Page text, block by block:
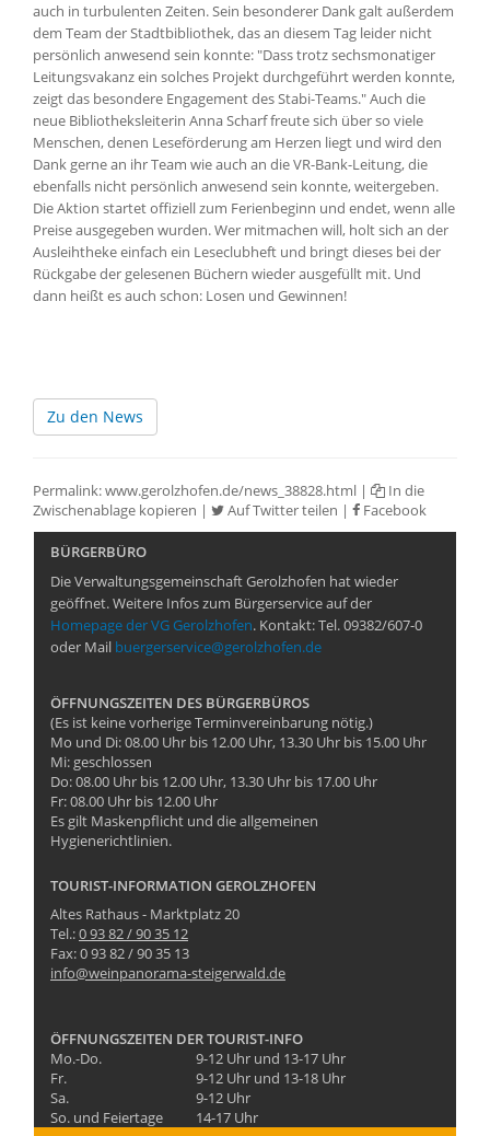
auch in turbulenten Zeiten. Sein besonderer Dank galt außerdem
dem Team der Stadtbibliothek, das an diesem Tag leider nicht
persönlich anwesend sein konnte: "Dass trotz sechsmonatiger
Leitungsvakanz ein solches Projekt durchgeführt werden konnte,
zeigt das besondere Engagement des Stabi-Teams." Auch die
neue Bibliotheksleiterin Anna Scharf freute sich über so viele
Menschen, denen Leseförderung am Herzen liegt und wird den
Dank gerne an ihr Team wie auch an die VR-Bank-Leitung, die
ebenfalls nicht persönlich anwesend sein konnte, weitergeben.
Die Aktion startet offiziell zum Ferienbeginn und endet, wenn alle
Preise ausgegeben wurden. Wer mitmachen will, holt sich an der
Ausleihtheke einfach ein Leseclubheft und bringt dieses bei der
Rückgabe der gelesenen Büchern wieder ausgefüllt mit. Und
dann heißt es auch schon: Losen und Gewinnen!
Zu den News
Permalink:www.gerolzhofen.de/news_38828.html |
In die
Zwischenablage kopieren | Auf Twitter teilen | Facebook
BÜRGERBÜRO
Die Verwaltungsgemeinschaft Gerolzhofen hat wieder
geöffnet. Weitere Infos zum Bürgerservice auf der
Homepage der VG Gerolzhofen. Kontakt: Tel. 09382/607-0
oder Mail buergerservice@gerolzhofen.de
ÖFFNUNGSZEITEN DES BÜRGERBÜROS
(Es ist keine vorherige Terminvereinbarung nötig.)
Mo und Di: 08.00 Uhr bis 12.00 Uhr, 13.30 Uhr bis 15.00 Uhr
Mi: geschlossen
Do: 08.00 Uhr bis 12.00 Uhr, 13.30 Uhr bis 17.00 Uhr
Fr: 08.00 Uhr bis 12.00 Uhr
Es gilt Maskenpflicht und die allgemeinen
Hygienerichtlinien.
TOURIST-INFORMATION GEROLZHOFEN
Altes Rathaus - Marktplatz 20
Tel.:0 93 82 / 90 35 12
Fax: 0 93 82 / 90 35 13
info@weinpanorama-steigerwald.de
ÖFFNUNGSZEITEN DER TOURIST-INFO
Mo.-Do.
9-12 Uhr und 13-17 Uhr
Fr.
9-12 Uhr und 13-18 Uhr
Sa.
9-12 Uhr
So. und Feiertage
14-17 Uhr